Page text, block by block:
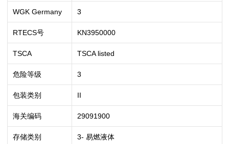
WGK Germany 3
RTECS号 KN3950000
TSCA TSCA listed
危险等级 3
包装类别 II
海关编码 29091900
存储类别 3- 易燃液体